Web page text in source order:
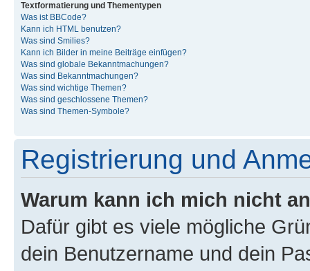
Textformatierung und Thementypen
Was ist BBCode?
Kann ich HTML benutzen?
Was sind Smilies?
Kann ich Bilder in meine Beiträge einfügen?
Was sind globale Bekanntmachungen?
Was sind Bekanntmachungen?
Was sind wichtige Themen?
Was sind geschlossene Themen?
Was sind Themen-Symbole?
Registrierung und
Warum kann ich mich nicht
Dafür gibt es viele mögliche
dein Benutzername und dein